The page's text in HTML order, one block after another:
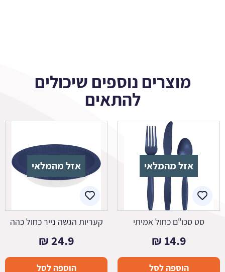
מוצרים נוספים שיכולים
להתאים
אזל מהמלאי
סט סכו"ם כחול אמיתי
14.9
₪
הוספה לסל
אזל מהמלאי
קעריות הגשה נייר כחול כהה
24.9
₪
הוספה לסל